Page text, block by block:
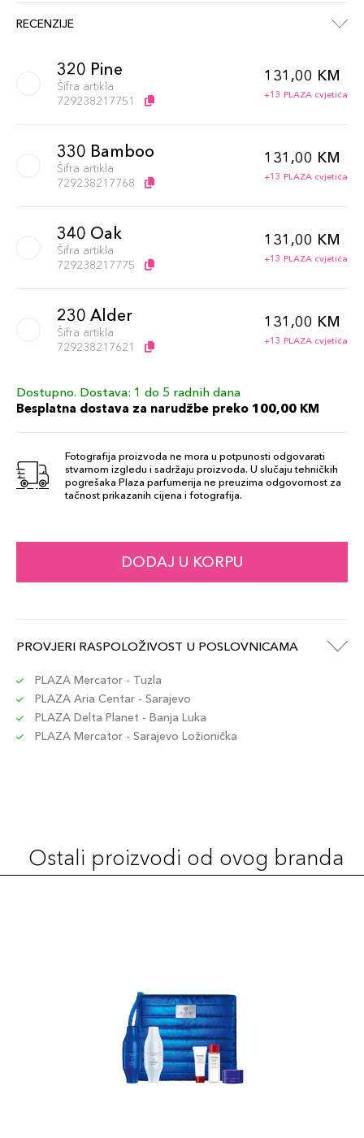
RECENZIJE
320 Pine
Šifra artikla
729238217751
131,00 KM
+13 PLAZA cvjetića
330 Bamboo
Šifra artikla
729238217768
131,00 KM
+13 PLAZA cvjetića
340 Oak
Šifra artikla
729238217775
131,00 KM
+13 PLAZA cvjetića
230 Alder
Šifra artikla
729238217621
131,00 KM
+13 PLAZA cvjetića
360 Citrine
Šifra artikla
131,00 KM
260 Cashmere
Šifra artikla
131,00 KM
140 Porcelain
250 Sand
729238217713
131,00 KM
310 Silk
Šifra artikla
Dostupno. Dostava: 1 do 5 radnih dana
Besplatna dostava za narudžbe preko 100,00 KM
Fotografija proizvoda ne mora u potpunosti odgovarati
stvarnom izgledu i sadržaju proizvoda. U slučaju tehničkih
pogrešaka Plaza parfumerija ne preuzima odgovornost za
tačnost prikazanih cijena i fotografija.
DODAJ U KORPU
PROVJERI RASPOLOŽIVOST U POSLOVNICAMA
PLAZA Mercator - Tuzla
PLAZA Aria Centar - Sarajevo
PLAZA Delta Planet - Banja Luka
PLAZA Mercator - Sarajevo Ložionička
Ostali proizvodi od ovog branda